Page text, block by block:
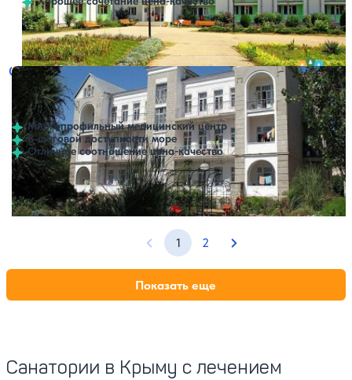
Профилей лечения:7 Расстояние до пляжа: 150 метров.
Санаторий Ударник
Евпатория
Многопрофильный медицинский центр
В шаговой доступности море
Отличное соотношение цена-качество
Профилей лечения:12 Расстояние до пляжа: 20-100 метров.
Нет цен или свободных мест на выбранные даты
Выбрать другой вариант
Предыдущая страница
1 2 Следующая
Показать еще
Санатории в Крыму с лечением